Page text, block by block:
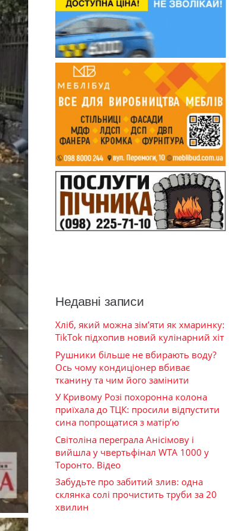
Недавні записи
Хліб, який можна зім’яти як хмаринку:
TikTok підхопив новий кулінарний хіт
Рушники більше не вбирають воду?
Ось чому кондиціонер вбиває
тканину та чим його замінити
У Кривому Розі похоронна колона
приїхала до ТЦК: просили відпустити
сина попрощатися з матір’ю
Світоліна переграла Анісімову і
вийшла у чвертьфінал WTA 1000 у
Торонто. Відео
Забудьте про забитий злив: одна
склянка солі прочистить труби за 20
хвилин